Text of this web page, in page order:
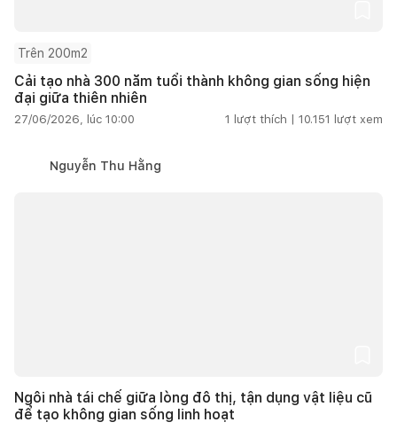
Trên 200m2
Cải tạo nhà 300 năm tuổi thành không gian sống hiện
đại giữa thiên nhiên
27/06/2026, lúc 10:00 1 lượt thích | 10.151 lượt xem
Nguyễn Thu Hằng
Ngôi nhà tái chế giữa lòng đô thị, tận dụng vật liệu cũ
để tạo không gian sống linh hoạt